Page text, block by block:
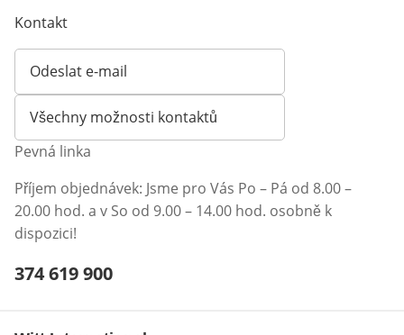
Kontakt
Odeslat e-mail
Otevírá e-mailového klienta
Všechny možnosti kontaktů
Pevná linka
Příjem objednávek: Jsme pro Vás Po – Pá od 8.00 –
20.00 hod. a v So od 9.00 – 14.00 hod. osobně k
dispozici!
Telefonní číslo:
374 619 900